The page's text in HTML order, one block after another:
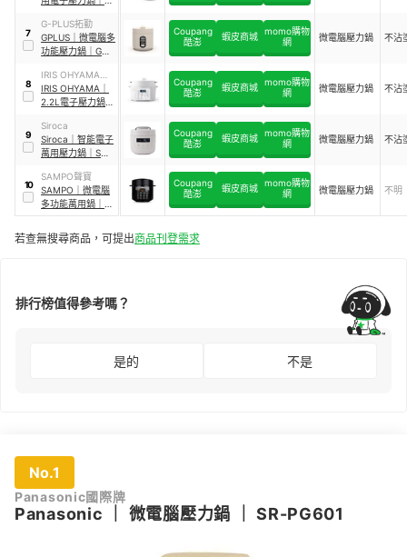
7
G-PLUS拓勤
GPLUS
微電腦多
功能壓力鍋
GP-
Coupang
酷澎
蝦皮商城 momo購物
網
微電腦壓力鍋 不沾
8
IRIS OHYAMA愛
麗思歐雅瑪
IRIS OHYAMA
2.2L電子壓力鍋
Coupang
酷澎
蝦皮商城 momo購物
網
微電腦壓力鍋 不沾
9
Siroca
Siroca
智能電子
萬用壓力鍋
SP-
Coupang
酷澎
蝦皮商城 momo購物
網
微電腦壓力鍋 不沾
10
SAMPO聲寶
SAMPO
微電腦
多功能萬用鍋
KC-B21051L
Coupang
酷澎
蝦皮商城 momo購物
網
微電腦壓力鍋 不明
若查無搜尋商品，可提出商品刊登需求
排行榜值得參考嗎？
是的 不是
No.1
Panasonic國際牌
Panasonic 微電腦壓力鍋 ｜SR-PG601